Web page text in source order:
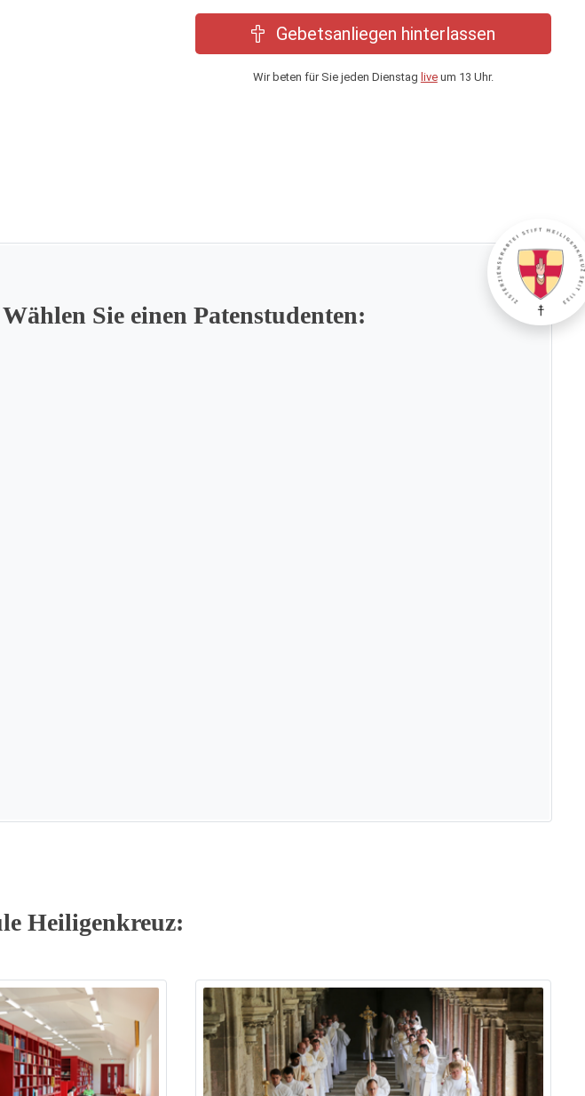
Gebetsanliegen hinterlassen
Wir beten für Sie jeden Dienstag liveum 13 Uhr.
Wählen Sie einen Patenstudenten:
Heiligenkreuz: